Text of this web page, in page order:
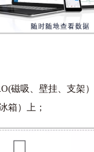
磁吸、壁挂、支架
箱）上；